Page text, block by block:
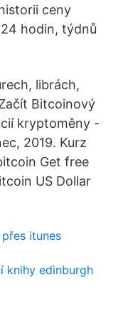
ceny
hodin, týdnů
librách,
Bitcoinový
kryptoměny -
2019. Kurz
Get free
US Dollar
itunes
knihy edinburgh